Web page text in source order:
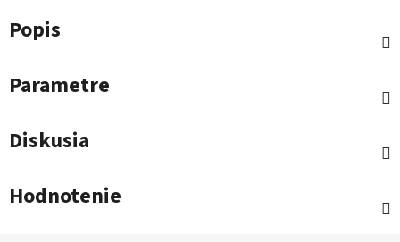
Popis
Parametre
Diskusia
Hodnotenie